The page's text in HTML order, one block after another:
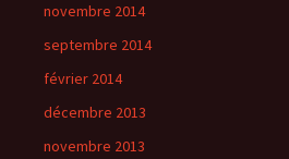
novembre 2014
septembre 2014
février 2014
décembre 2013
novembre 2013